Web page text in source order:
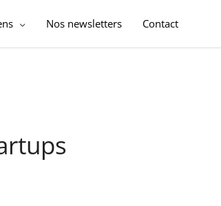
Nos newsletters Contact